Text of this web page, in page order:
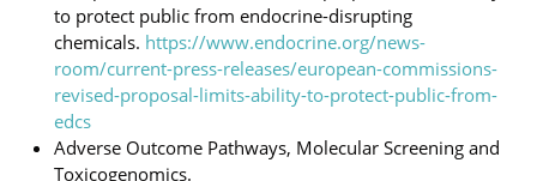
to protect public from endocrine-disrupting
chemicals. https://www.endocrine.org/news-
room/current-press-releases/european-commissions-
revised-proposal-limits-ability-to-protect-public-from-
edcs
Adverse Outcome Pathways, Molecular Screening and
Toxicogenomics.